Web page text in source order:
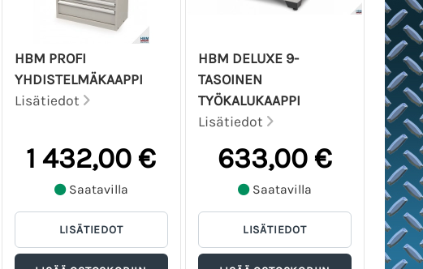
HBM PROFI
YHDISTELMÄKAAPPI
Lisätiedot
1 432,00 €
Saatavilla
HBM DELUXE 9-
TASOINEN
TYÖKALUKAAPPI
Lisätiedot
633,00 €
Saatavilla